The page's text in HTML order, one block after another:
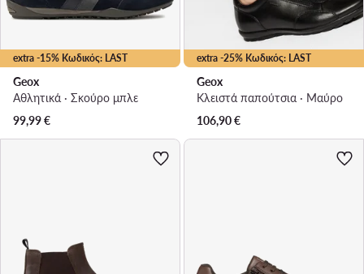
extra -15% Κωδικός: LAST
Geox
Αθλητικά · Σκούρο μπλε
99,99€
extra -25% Κωδικός: LAST
Geox
Κλειστά παπούτσια · Μαύρο
106,90€